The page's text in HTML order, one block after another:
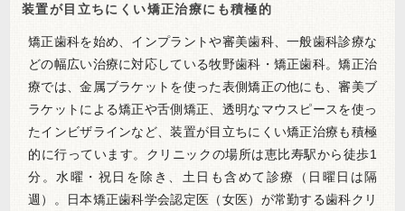
装置が目立ちにくい矯正治療にも積極的
矯正歯科を始め、インプラントや審美歯科、一般歯科診療な
どの幅広い治療に対応している牧野歯科・矯正歯科。矯正治
療では、金属ブラケットを使った表側矯正の他にも、審美ブ
ラケットによる矯正や舌側矯正、透明なマウスピースを使っ
たインビザラインなど、装置が目立ちにくい矯正治療も積極
的に行っています。クリニックの場所は恵比寿駅から徒歩1
分。水曜・祝日を除き、土日も含めて診療（日曜日は隔
週）。日本矯正歯科学会認定医（女医）が常勤する歯科クリ